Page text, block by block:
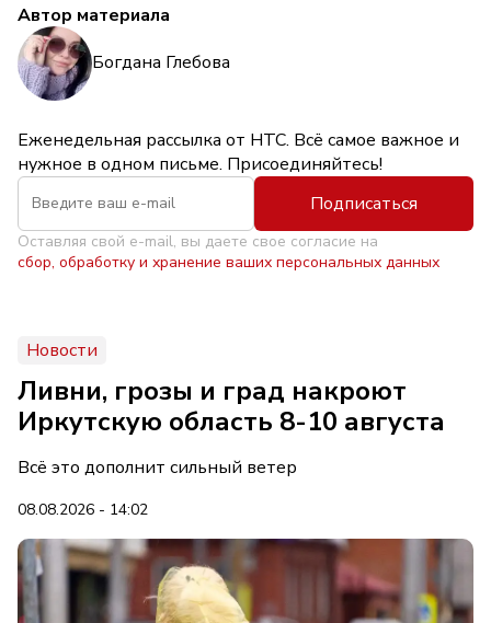
Автор материала
Богдана Глебова
Еженедельная рассылка от НТС. Всё самое важное и
нужное в одном письме. Присоединяйтесь!
Подписаться
Оставляя свой e-mail, вы даете свое согласие на
сбор, обработку и хранение ваших персональных данных
Новости
Ливни, грозы и град накроют
Иркутскую область 8-10 августа
Всё это дополнит сильный ветер
08.08.2026 - 14:02